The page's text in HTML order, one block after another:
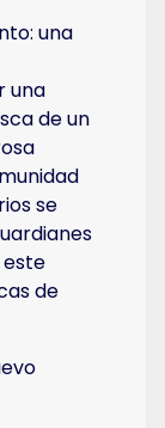
una
una
de un
se
este
de